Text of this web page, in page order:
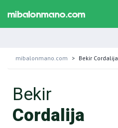
mibalonmano.com Bekir Cordalija
Bekir
Cordalija